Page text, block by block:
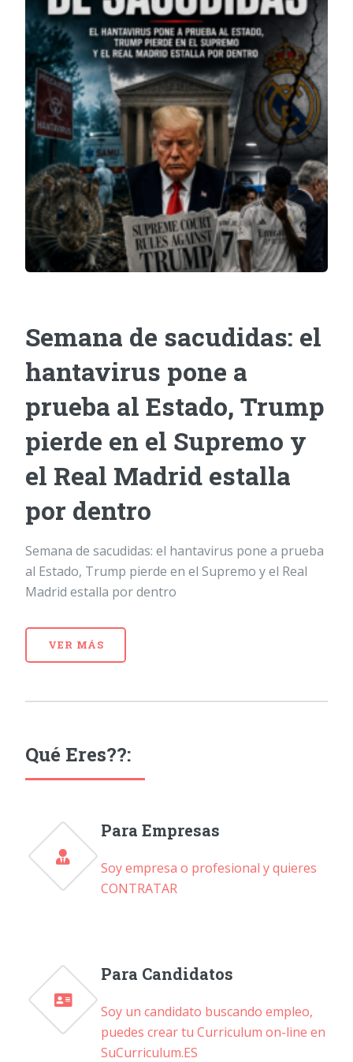
Semana de sacudidas: el
hantavirus pone a
prueba al Estado, Trump
pierde en el Supremo y
el Real Madrid estalla
por dentro
Semana de sacudidas: el hantavirus pone a prueba
al Estado, Trump pierde en el Supremo y el Real
Madrid estalla por dentro
VER MÁS
Qué Eres??:
Para Empresas
Soy empresa o profesional y quieres
CONTRATAR
Para Candidatos
Soy un candidato buscando empleo,
puedes crear tu Curriculum on-line en
SuCurriculum.ES